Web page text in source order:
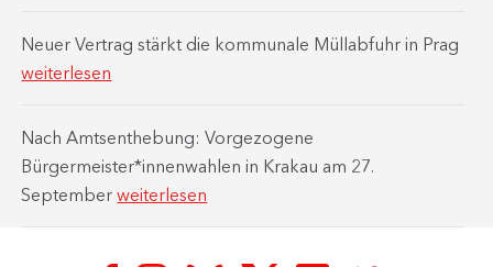
Neuer Vertrag stärkt die kommunale Müllabfuhr in Prag
weiterlesen
Nach Amtsenthebung: Vorgezogene
Bürgermeister*innenwahlen in Krakau am 27.
Septemberweiterlesen